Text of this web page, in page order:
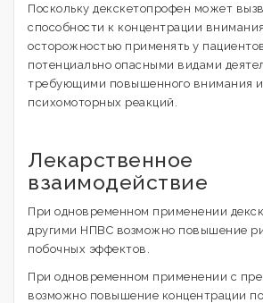
Поскольку декскетопрофен может
способности к концентрации
осторожностью применять у
потенциально опасными видами
требующими повышенного внимания
психомоторных реакций.
Лекарственное
взаимодействие
При одновременном применении
другими НПВС возможно повышение
побочных эффектов.
При одновременном применении с
возможно повышение концентрации